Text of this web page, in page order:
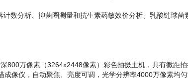
计数分析、抑菌圈测量和抗生素药敏效价分析、乳酸链球
深800万像素（3264x2448像素）彩色拍摄主机，具有微距
成像仪，自动聚焦、亮度可调，光学分辨率4000万像素均